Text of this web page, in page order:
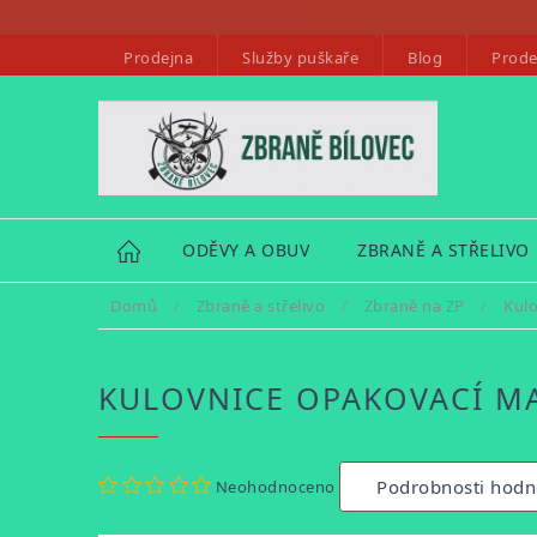
Prodejna Služby puškaře Blog
HOME ODĚVY A OBUV ZBRANĚ A STŘELIVO
Domů / Zbraně a střelivo / Zbraně na ZP /
KULOVNICE OPAKOVACÍ
hodnocení
Neohodnoceno Podrobnosti